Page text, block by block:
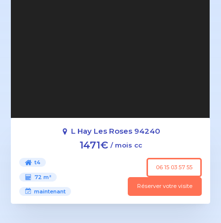
L Hay Les Roses 94240
1471€ / mois cc
t4
72 m²
maintenant
06 15 03 57 55
Réserver votre visite